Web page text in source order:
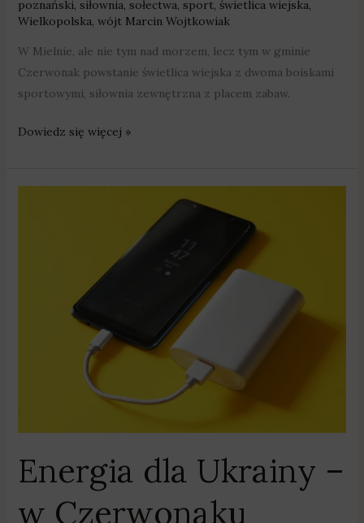
poznański, siłownia, sołectwa, sport, świetlica wiejska,
Wielkopolska, wójt Marcin Wojtkowiak
W Mielnie, ale nie tym nad morzem, lecz tym w gminie
Czerwonak powstanie świetlica wiejska z dwoma boiskami
sportowymi, siłownia zewnętrzna z placem zabaw.
Dowiedz się więcej »
Energia dla Ukrainy –
w Czerwonaku
Czerwonaku